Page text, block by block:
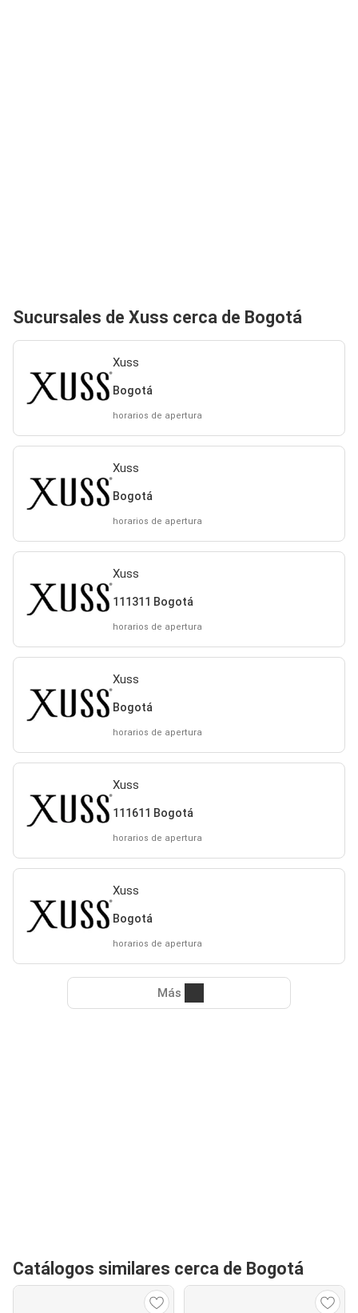
Sucursales de Xuss cerca de Bogotá
Xuss
Bogotá
horarios de apertura
Xuss
Bogotá
horarios de apertura
Xuss
111311 Bogotá
horarios de apertura
Xuss
Bogotá
horarios de apertura
Xuss
111611 Bogotá
horarios de apertura
Xuss
Bogotá
horarios de apertura
Más
Catálogos similares cerca de Bogotá